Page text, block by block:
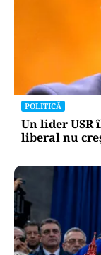
POLITICĂ
Un lider
liberal nu